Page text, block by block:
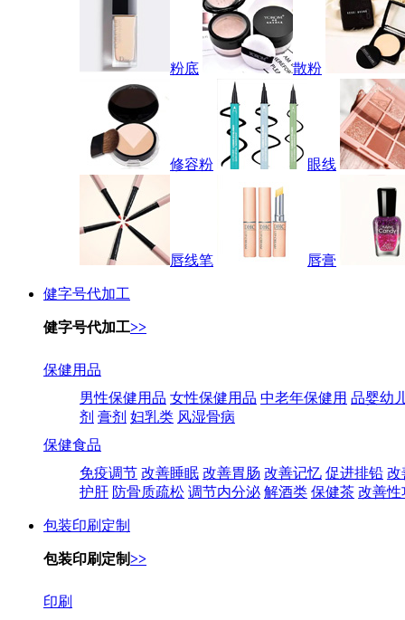
粉底 散粉
修容粉 眼线
唇线笔 唇膏
健字号代加工
健字号代加工>>
保健用品
男性保健用品 女性保健用品 中老年保健用 品婴幼
剂 膏剂 妇乳类 风湿骨病
保健食品
免疫调节 改善睡眠 改善胃肠 改善记忆 促进排铅 改
护肝 防骨质疏松 调节内分泌 解酒类 保健茶 改善性
包装印刷定制
包装印刷定制>>
印刷